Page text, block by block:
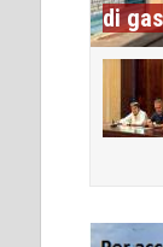
di gas